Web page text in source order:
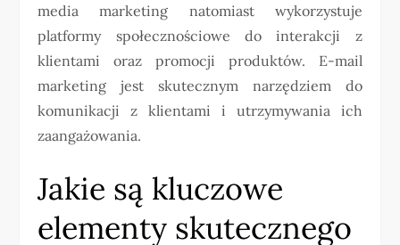
media marketing natomiast wykorzystuje
platformy społecznościowe do interakcji z
klientami oraz promocji produktów. E-mail
marketing jest skutecznym narzędziem do
komunikacji z klientami i utrzymywania ich
zaangażowania.
Jakie są kluczowe
elementy skutecznego